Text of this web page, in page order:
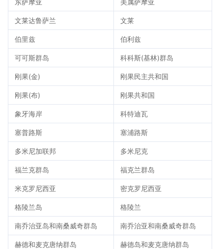
东萨摩亚 美属萨摩亚
文莱达鲁萨兰 文莱
伯里兹 伯利兹
可可斯群岛 科科斯(基林)群岛
刚果(金) 刚果民主共和国
刚果(布) 刚果共和国
象牙海岸 科特迪瓦
塞普路斯 塞浦路斯
多米尼加联邦 多米尼克
福兰克群岛 福克兰群岛
米克罗尼西亚 密克罗尼西亚
格陵兰岛 格陵兰
南乔治亚岛和南桑威奇群岛 南乔治亚和南桑威奇群岛
赫德和麦克唐纳群岛 赫德岛和麦克唐纳群岛